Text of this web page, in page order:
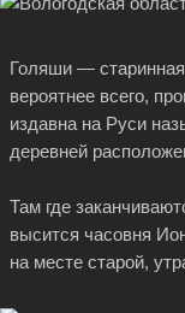
Голяши —
вероятнее всего,
издавна на Руси
деревней
Там где
высится часовня
на месте старой,